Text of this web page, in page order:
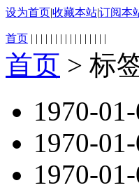
设为首页|收藏本站|订阅本
首页 | | | | | | | | | | | | | | | |
首页 > 标
1970-
1970-
1970-